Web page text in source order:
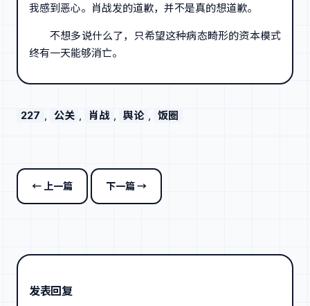
我感到恶心。肖战发的道歉，并不是真的想道歉。
不想多说什么了，只希望这种病态畸形的资本模式
终有一天能够消亡。
227 , 公关 , 肖战 , 舆论 , 饭圈
← 上一篇 下一篇 →
发表回复